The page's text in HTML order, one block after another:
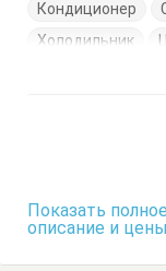
Кондиционер
Холодильник
Показать полное
описание и цены